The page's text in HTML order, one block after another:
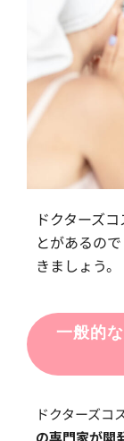
ドクターズ
とがあるの
きましょう。
一般的
ドクターズコ
の専門家が開